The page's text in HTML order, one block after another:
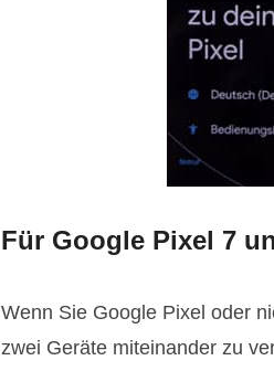
Für Google Pixel 7
Wenn Sie Google Pixel oder
zwei Geräte miteinander zu